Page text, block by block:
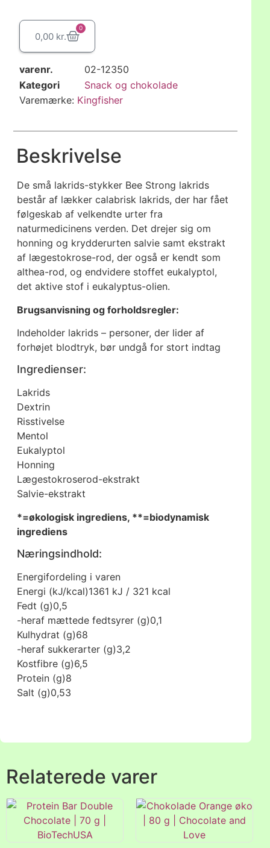
0,00 kr.
0
varenr.
02-12350
Kategori
Snack og chokolade
Varemærke: Kingfisher
Beskrivelse
De små lakrids-stykker Bee Strong lakrids
består af lækker calabrisk lakrids, der har fået
følgeskab af velkendte urter fra
naturmedicinens verden. Det drejer sig om
honning og krydderurten salvie samt ekstrakt
af lægestokrose-rod, der også er kendt som
althea-rod, og endvidere stoffet eukalyptol,
det aktive stof i eukalyptus-olien.
Brugsanvisning og forholdsregler:
Indeholder lakrids – personer, der lider af
forhøjet blodtryk, bør undgå for stort indtag
Ingredienser:
Lakrids
Dextrin
Risstivelse
Mentol
Eukalyptol
Honning
Lægestokroserod-ekstrakt
Salvie-ekstrakt
*=økologisk ingrediens, **=biodynamisk
ingrediens
Næringsindhold:
Energifordeling i varen
Energi (kJ/kcal)1361 kJ / 321 kcal
Fedt (g)0,5
-heraf mættede fedtsyrer (g)0,1
Kulhydrat (g)68
-heraf sukkerarter (g)3,2
Kostfibre (g)6,5
Protein (g)8
Salt (g)0,53
Relaterede varer